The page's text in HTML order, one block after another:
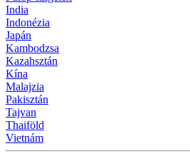
India
Indonézia
Japán
Kambodzsa
Kazahsztán
Kína
Malajzia
Pakisztán
Tajvan
Thaiföld
Vietnám